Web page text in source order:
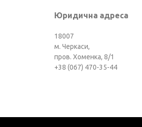
Юридична адреса
18007
м. Черкаси,
пров. Хоменка, 8/1
+38 (067) 470-35-44